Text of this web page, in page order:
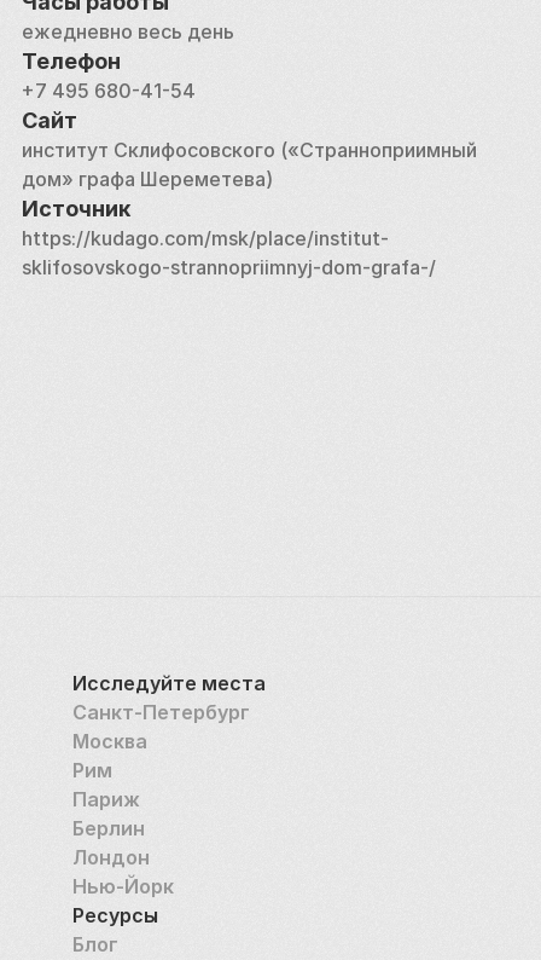
В эпоху Советского Союза Шереметевская
больница полностью переключилась на оказание
медицинской помощи и в 1923 году была
переименована в Институт травматологии и
неотложной помощи имени известного хирурга
Склифосовского. Находящийся на территории
больницы храм перестал функционировать и
превратился в приёмное отделение.
специалистов, будет способствовать
значительному снижению смертности от
сердечно-сосудистых заболеваний, занимающих
первое место по проценту летальных исходов.
Сотрудники этого учреждения будут не только
круглосуточно оказывать больным необходимую
помощь, но и предоставлять консультации своим
коллегам и осуществлять координацию всех
московских клиник, работающих по этому
направлению.
ежедневно весь день
Телефон
+7 495 680-41-54
Сайт
институт Склифосовского («Странноприимный
дом» графа Шереметева)
Источник
https://kudago.com/msk/place/institut-
sklifosovskogo-strannopriimnyj-dom-grafa-/
Исследуйте места
Санкт-Петербург
Москва
Рим
Париж
Берлин
Лондон
Нью-Йорк
Ресурсы
Блог